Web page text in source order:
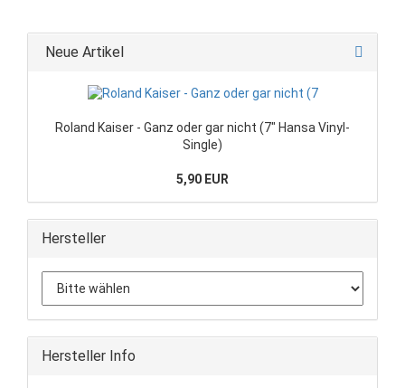
Neue Artikel
Roland Kaiser - Ganz oder gar nicht (7" Hansa Vinyl-
Single)
5,90 EUR
Hersteller
Hersteller Info